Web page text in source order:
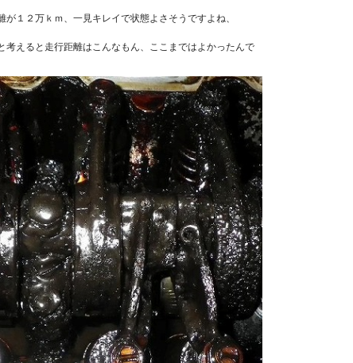
１２万ｋｍ、一見キレイで状態よさそうですよね、
えると走行距離はこんなもん、ここまではよかったんで